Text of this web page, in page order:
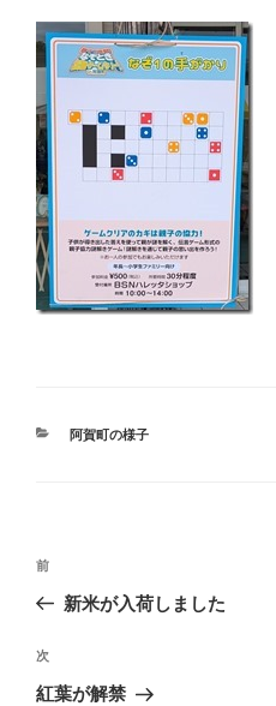
カ
阿賀町の様子
投
ビ
ゲ
過
去
投
稿
前
新米が入荷しました
次
の
次
紅葉が解禁